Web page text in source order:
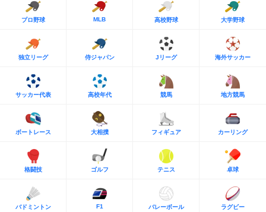
プロ野球 MLB 高校野球 大学野球
独立リーグ 侍ジャパン Jリーグ 海外サッカー
サッカー代表 高校年代 競馬 地方競馬
ボートレース 大相撲 フィギュア カーリング
格闘技 ゴルフ テニス 卓球
バドミントン F1 バレーボール ラグビー